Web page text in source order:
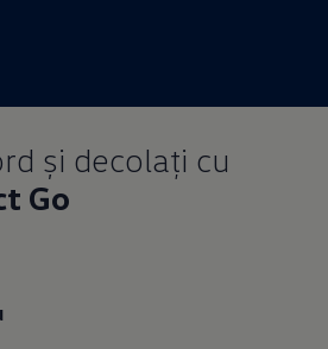
și decolați cu
Go